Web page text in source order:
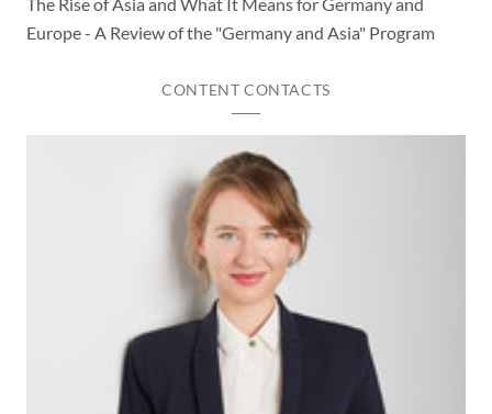
Europe - A Review of the "Germany and Asia" Program
CONTENT CONTACTS